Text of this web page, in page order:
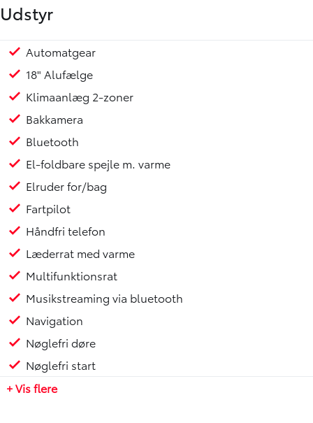
Udstyr
Automatgear
18" Alufælge
Klimaanlæg 2-zoner
Bakkamera
Bluetooth
El-foldbare spejle m. varme
Elruder for/bag
Fartpilot
Håndfri telefon
Læderrat med varme
Multifunktionsrat
Musikstreaming via bluetooth
Navigation
Nøglefri døre
Nøglefri start
Parkeringssensor for/bag
Sædevarme for
Udvendig temperaturmåler
Bitone
Blind spot detection
Metallak
Mørktonede ruder bag
Sort tag
Tågelygter
Bagagerumsdækken
Højdejusterbart førersæde
Justerbart rat
Kopholder
Splitbagsæde
Airbag
Blindvinkelassistent
ESP
Isofix
Vejbaneassistent
Digital instrumentering
Ikke ryger
Service overholdt
Toyota Relax garanti10 år max 185.000 km
Velholdt bil.
+ Vis flere